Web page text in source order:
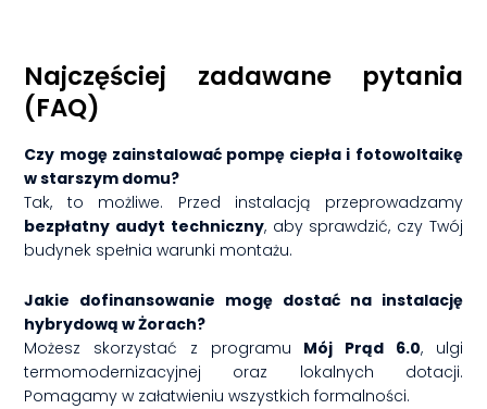
Najczęściej zadawane pytania
(FAQ)
Czy mogę zainstalować pompę ciepła i fotowoltaikę
w starszym domu?
Tak, to możliwe. Przed instalacją przeprowadzamy
bezpłatny audyt techniczny, aby sprawdzić, czy Twój
budynek spełnia warunki montażu.
Jakie dofinansowanie mogę dostać na instalację
hybrydową w Żorach?
Możesz skorzystać z programu Mój Prąd 6.0, ulgi
termomodernizacyjnej oraz lokalnych dotacji.
Pomagamy w załatwieniu wszystkich formalności.